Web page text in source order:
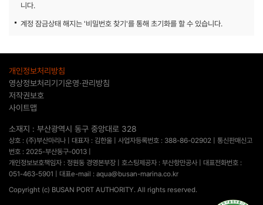
니다.
계정 잠금상태 해지는 '비밀번호 찾기'를 통해 초기화를 할 수 있습니다.
개인정보처리방침
영상정보처리기기운영·관리방침
저작권보호
사이트맵
소재지 : 부산광역시 동구 중앙대로 328
상호 : (주)부산마리나 | 대표자 : 김한울 | 사업자등록번호 : 388-86-02902 | 통신판매신고
번호 : 2025-부산동구-0013 |
개인정보보호책임자 : 정원동 경영본부장 | 호스팅제공자 : 부산항만공사 | 대표전화번호 :
051-463-5901 | 대표e-mail : aqua@busan-marina.co.kr
Copyright (c) BUSAN PORT AUTHORITY. All rights reserved.